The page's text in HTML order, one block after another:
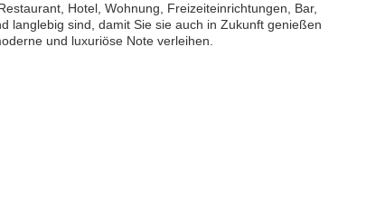
Hotel, Wohnung, Freizeiteinrichtungen, Bar,
langlebig sind, damit Sie sie auch in Zukunft genießen
und luxuriöse Note verleihen.